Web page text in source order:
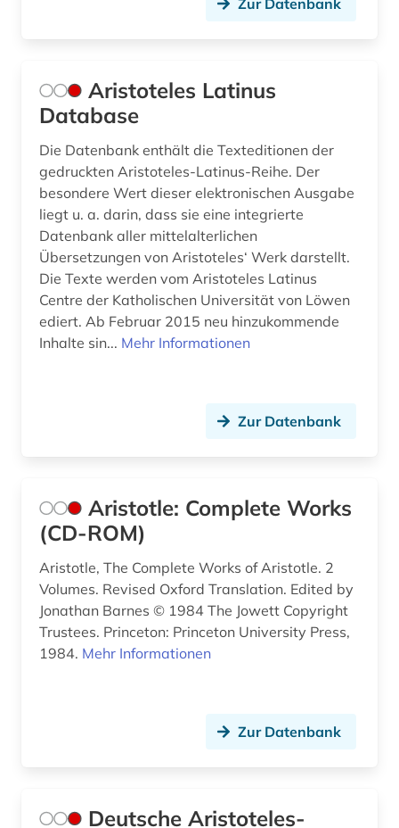
Aristoteles Latinus
Database
Die Datenbank enthält die Texteditionen der
gedruckten Aristoteles-Latinus-Reihe. Der
besondere Wert dieser elektronischen Ausgabe
liegt u. a. darin, dass sie eine integrierte
Datenbank aller mittelalterlichen
Übersetzungen von Aristoteles‘ Werk darstellt.
Die Texte werden vom Aristoteles Latinus
Centre der Katholischen Universität von Löwen
ediert. Ab Februar 2015 neu hinzukommende
Inhalte sin... Mehr Informationen
Zur Datenbank
Aristotle: Complete Works
(CD-ROM)
Aristotle, The Complete Works of Aristotle. 2
Volumes. Revised Oxford Translation. Edited by
Jonathan Barnes © 1984 The Jowett Copyright
Trustees. Princeton: Princeton University Press,
1984. Mehr Informationen
Zur Datenbank
Deutsche Aristoteles-